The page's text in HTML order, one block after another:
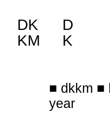
dkkm
year
DK
KM
D
K